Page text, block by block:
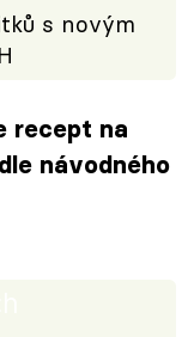
s novým
recept na
návodného